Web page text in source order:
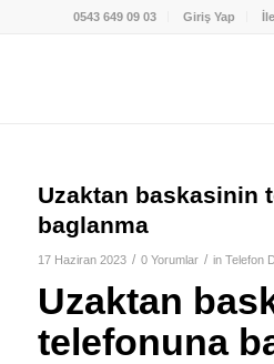
0543 649 09 03 Giriş Yap
Uzaktan baskasinin
baglanma
17 Haziran 2023 / 0 Yorumlar / in Telefon
Uzaktan
telefonuna